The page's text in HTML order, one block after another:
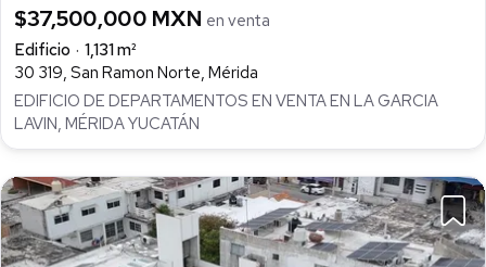
$37,500,000 MXN en venta
Edificio
1,131 m²
30 319, San Ramon Norte, Mérida
EDIFICIO DE DEPARTAMENTOS EN VENTA EN LA GARCIA
LAVIN, MÉRIDA YUCATÁN